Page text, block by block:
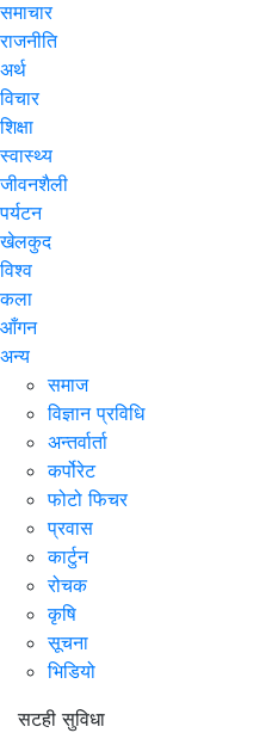
समाचार
राजनीति
अर्थ
विचार
शिक्षा
स्वास्थ्य
जीवनशैली
पर्यटन
खेलकुद
विश्व
कला
आँगन
अन्य
समाज
विज्ञान प्रविधि
अन्तर्वार्ता
कर्पोरेट
फोटो फिचर
प्रवास
कार्टुन
रोचक
कृषि
सूचना
भिडियो
सटही सुविधा